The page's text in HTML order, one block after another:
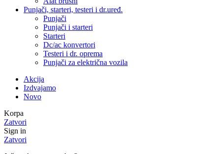
Punjači, starteri, testeri i dr.uređ.
Punjači
Punjači i starteri
Starteri
Dc/ac konvertori
Testeri i dr. oprema
Punjači za električna vozila
Akcija
Izdvajamo
Novo
Korpa
Zatvori
Sign in
Zatvori